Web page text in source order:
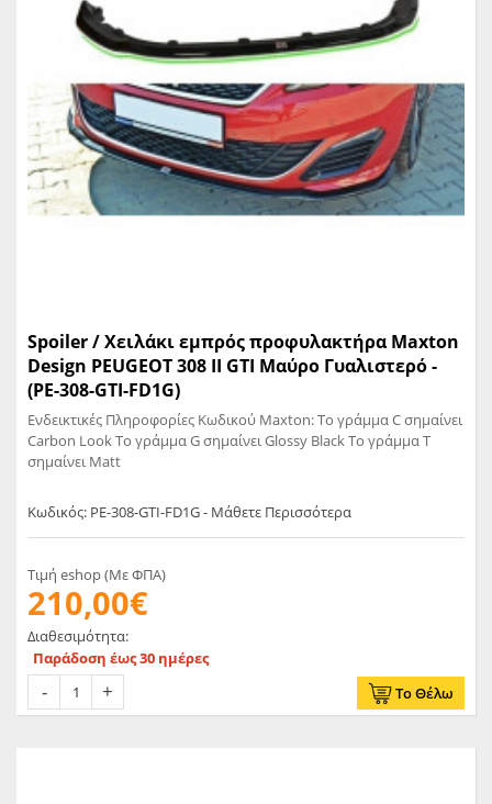
Spoiler / Χειλάκι εμπρός προφυλακτήρα Maxton
Design PEUGEOT 308 II GTI Μαύρο Γυαλιστερό -
(PE-308-GTI-FD1G)
Ενδεικτικές Πληροφορίες Κωδικού Maxton: Το γράμμα C σημαίνει
Carbon Look Το γράμμα G σημαίνει Glossy Black Το γράμμα T
σημαίνει Matt
Κωδικός: PE-308-GTI-FD1G - Μάθετε Περισσότερα
Τιμή eshop (Με ΦΠΑ)
210,00€
Διαθεσιμότητα:
Παράδοση έως 30 ημέρες
Το Θέλω